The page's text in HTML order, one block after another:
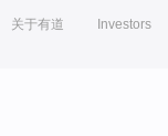
关于有道 Investors